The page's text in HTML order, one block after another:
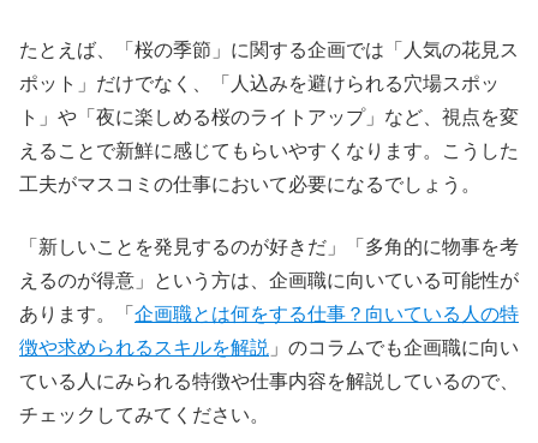
たとえば、「桜の季節」に関する企画では「人気の花見ス
ポット」だけでなく、「人込みを避けられる穴場スポッ
ト」や「夜に楽しめる桜のライトアップ」など、視点を変
えることで新鮮に感じてもらいやすくなります。こうした
工夫がマスコミの仕事において必要になるでしょう。
「新しいことを発見するのが好きだ」「多角的に物事を考
えるのが得意」という方は、企画職に向いている可能性が
あります。「 企画職とは何をする仕事？向いている人の特
徴や求められるスキルを解説 」のコラムでも企画職に向い
ている人にみられる特徴や仕事内容を解説しているので、
チェックしてみてください。